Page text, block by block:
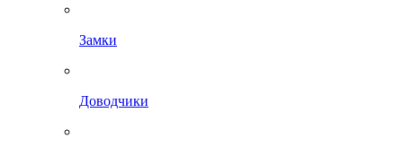
Замки
Доводчики